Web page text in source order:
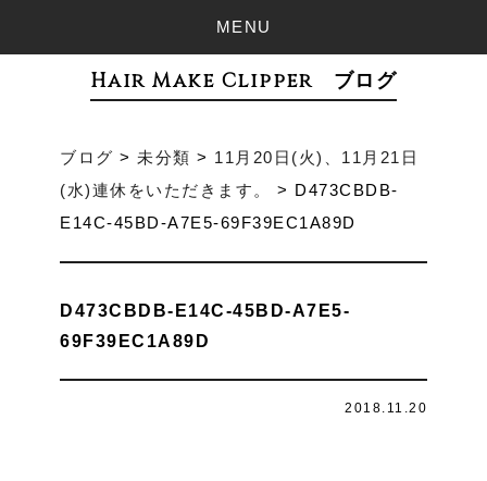
MENU
Hair Make Clipper ブログ
ブログ > 未分類 > 11月20日(火)、11月21日
(水)連休をいただきます。
> D473CBDB-
E14C-45BD-A7E5-69F39EC1A89D
D473CBDB-E14C-45BD-A7E5-
69F39EC1A89D
2018.11.20